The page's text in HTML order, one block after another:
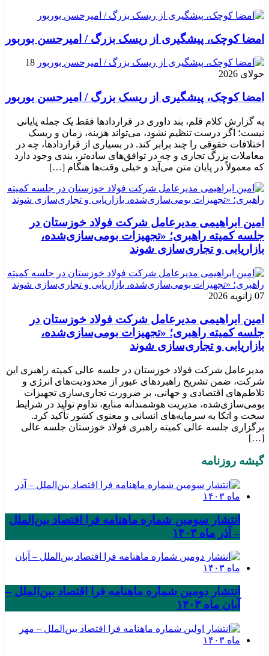
امضا کوچک، پیشگیری از ریسک بزرگ / امیرحسن بوربور
18
جولای 2026
امضا کوچک، پیشگیری از ریسک بزرگ / امیرحسن بوربور
به گزارش کلام قلم، بند داوری در قراردادها فقط یک جمله پایانی
نیست؛ اگر درست تنظیم نشود، می‌تواند هزینه، زمان و ریسک
اختلافات حقوقی را چند برابر کند. در بسیاری از قراردادها، چه در
معاملات بزرگ تجاری و چه در توافق‌های ساده‌تر، بندی وجود دارد
که معمولاً در پایان متن می‌آید و خیلی وقت‌ها هنگام […]
امین ابراهیمی مدیرعامل شرکت فولاد خوزستان در
جلسه کمیته راهبری؛ «تجهیزات بومی‌سازی‌شده،
بازاریابی و تجاری‌سازی شوند
07 ژانویه 2026
امین ابراهیمی مدیرعامل شرکت فولاد خوزستان در
جلسه کمیته راهبری؛ «تجهیزات بومی‌سازی‌شده،
بازاریابی و تجاری‌سازی شوند
مدیرعامل شرکت فولاد خوزستان در جلسه عالی کمیته راهبری این
شرکت، ضمن تشریح راهبردهای عبور از محدودیت‌های انرژی و
تلاطم‌های اقتصادی و جهانی، بر ضرورت تجاری‌سازی تجهیزات
بومی‌سازی‌شده، مدیریت هوشمندانه منابع، تداوم تولید در شرایط
سخت و اتکا به سرمایه‌های انسانی و معنوی کشور تأکید کرد.
برگزاری جلسه عالی کمیته راهبری فولاد خوزستان جلسه عالی
[…]
گیشه روزنامه
انتشار سومین شماره ماهنامه فرا اقتصاد بین‌الملل
– آذر ماه ۱۴۰۳
انتشار دومین شماره ماهنامه فرا اقتصاد بین‌الملل –
آبان ماه ۱۴۰۳